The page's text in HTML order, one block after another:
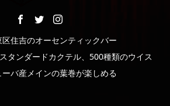
住吉のオーセンティックバー
タンダードカクテル、500種類のウイス
バ産メインの葉巻が楽しめる